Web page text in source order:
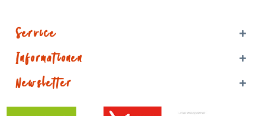
Service
Informationen
Newsletter